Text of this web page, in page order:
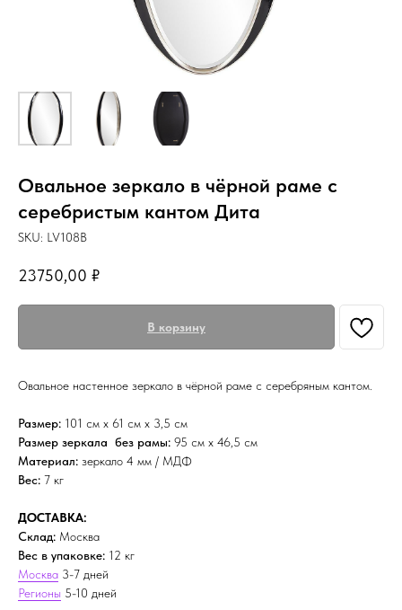
Овальное зеркало в чёрной раме с
серебристым кантом Дита
SKU: LV108B
23750,00 ₽
В корзину
Овальное настенное зеркало в чёрной раме с серебряным кантом.
Размер: 101 см х 61 см х 3,5 см
Размер зеркала без рамы: 95 см х 46,5 см
Материал: зеркало 4 мм / МДФ
Вес: 7 кг
ДОСТАВКА:
Склад: Москва
Вес в упаковке: 12 кг
Москва 3-7 дней
Регионы 5-10 дней